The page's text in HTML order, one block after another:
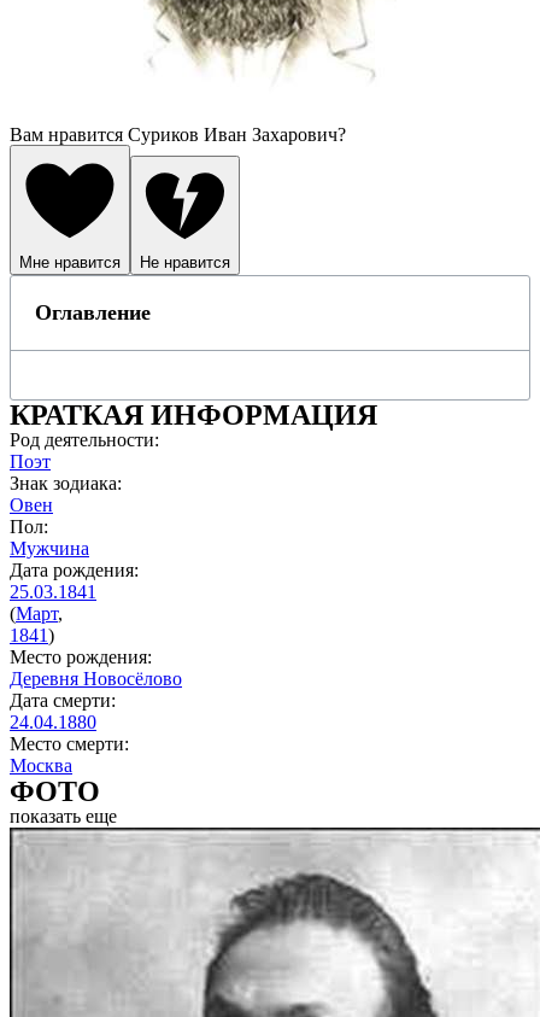
Вам нравится Суриков Иван Захарович?
Мне нравится Не нравится
Оглавление
КРАТКАЯ ИНФОРМАЦИЯ
Род деятельности:
Поэт
Знак зодиака:
Овен
Пол:
Мужчина
Дата рождения:
25.03.1841
(Март,
1841)
Место рождения:
Деревня Новосёлово
Дата смерти:
24.04.1880
Место смерти:
Москва
ФОТО
показать еще